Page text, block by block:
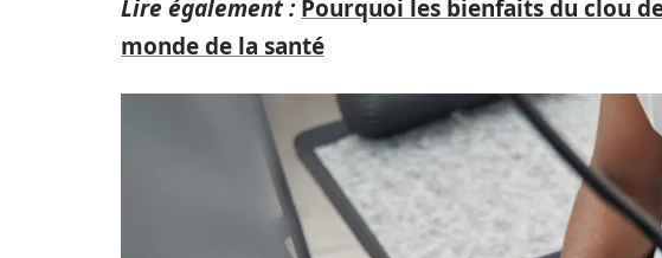
Lire également : Pourquoi les bienfaits du clou
monde de la santé